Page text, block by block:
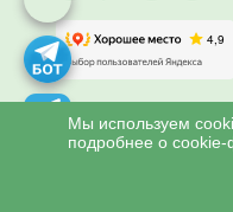
Все права на
Мы используем
подробнее о cookie-